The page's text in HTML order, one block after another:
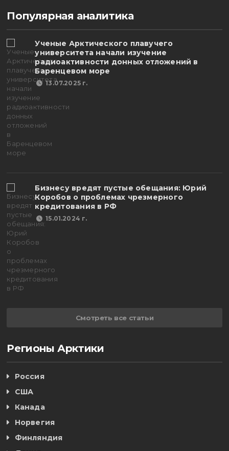
Популярная аналитика
Ученые Арктического плавучего
университета начали изучение
радиоактивности донных отложений в
Баренцевом море
13.07.2025 г.
Бизнесу вредят пустые обещания: Юрий
Коробов о проблемах чрезмерного
кредитования в РФ
15.01.2024 г.
Смотреть все статьи
Регионы Арктики
Россия
США
Канада
Норвегия
Финляндия